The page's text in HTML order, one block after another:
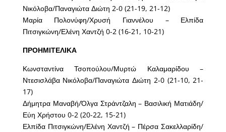
Νικόλοβα/Παναγιώτα Διώτη 2-0 (21-19, 21-12)
Μαρία Πολονύφη/Χρυσή Γιαννέλου – Ελπίδα
Πιτσιγκώνη/Ελένη Χαντζή 0-2 (16-21, 10-21)
ΠΡΟΗΜΙΤΕΛΙΚΑ
Κωνσταντίνα Τσοπούλου/Μυρτώ Καλαμαρίδου –
Ντεσισλάβα Νικόλοβα/Παναγιώτα Διώτη 2-0 (21-10, 21-
17)
Δήμητρα Μαναβή/Όλγα Στράντζαλη – Βασιλική Ματιάδη/
Εύη Χρήστου 0-2 (20-22, 15-21)
Ελπίδα Πιτσιγκώνη/Ελένη Χαντζή – Πέρσα Σακελλαρίδη/